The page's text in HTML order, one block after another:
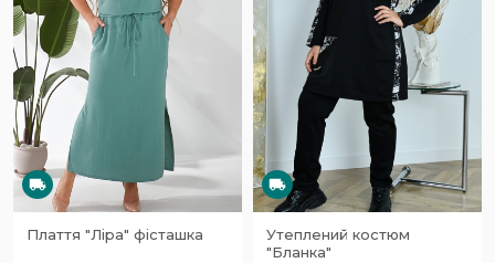
Плаття "Ліра" фісташка
Утеплений костюм
"Бланка"